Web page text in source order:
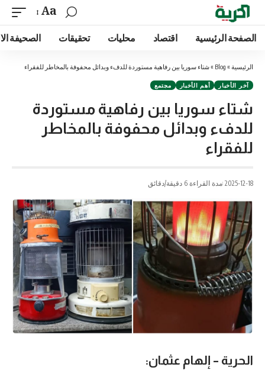
Aa
الصفحة الرئيسية اقتصاد محليات تحقيقات الصحيفة
الرئيسية »
Blog
»شتاء سوريا بين رفاهية مستوردة للدفء وبدائل محفوفة بالمخاطر للفقراء
آخر الأخبار أهم الأخبار مجتمع
شتاء سوريا بين رفاهية مستوردة
للدفء وبدائل محفوفة بالمخاطر
للفقراء
2025-12-18 مدة القراءة 6 دقيقة/دقائق
الحرية – إلهام عثمان: